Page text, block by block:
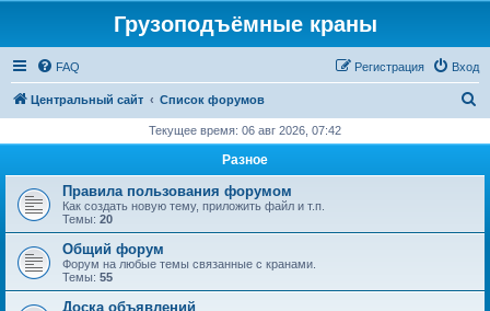
Грузоподъёмные краны
FAQ Вход
Регистрация
Центральный сайт Список форумов
с
Текущее время: 06 авг 2026, 07:42
Разное
Правила пользования форумом
Как создать новую тему, приложить файл и т.п.
Темы: 20
Общий форум
Форум на любые темы связанные с кранами.
Темы: 55
Доска объявлений